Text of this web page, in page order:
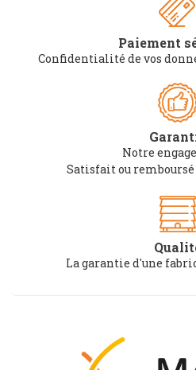
Paiement
Confidentialité de vos
Notre
Satisfait ou
La garantie d'une